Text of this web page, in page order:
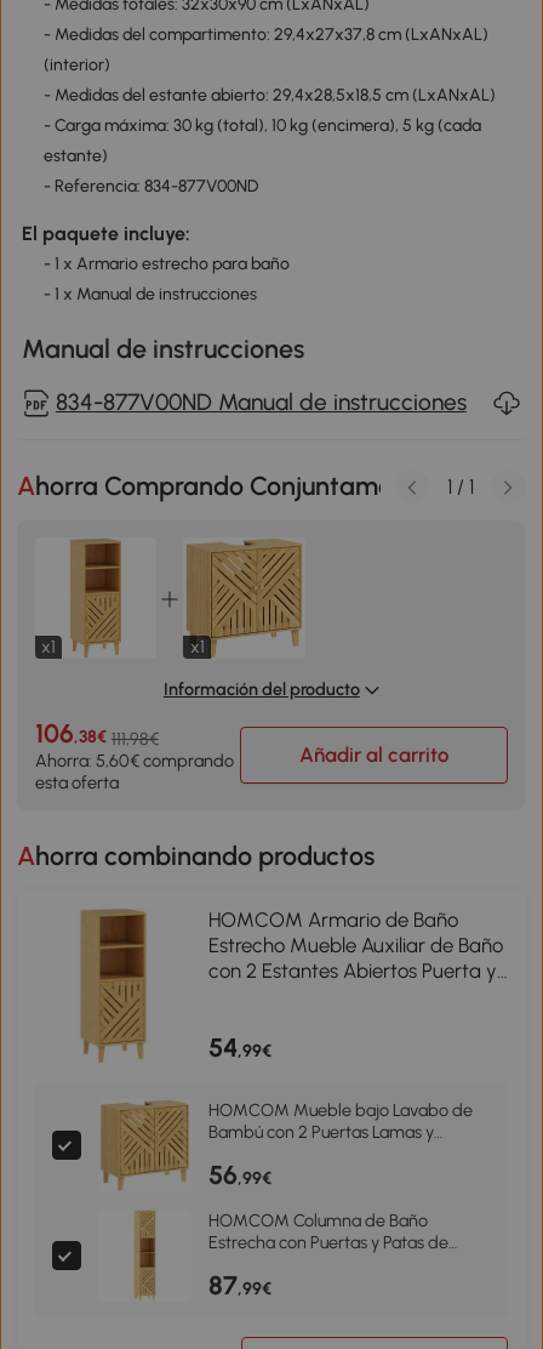
- Medidas totales: 32x30x90 cm (LxANxAL)
- Medidas del compartimento: 29,4x27x37,8 cm (LxANxAL)
(interior)
- Medidas del estante abierto: 29,4x28,5x18,5 cm (LxANxAL)
- Carga máxima: 30 kg (total), 10 kg (encimera), 5 kg (cada
estante)
- Referencia: 834-877V00ND
El paquete incluye:
- 1 x Armario estrecho para baño
- 1 x Manual de instrucciones
Manual de instrucciones
834-877V00ND Manual de instrucciones
Ahorra Comprando Conjuntamente
x1
x1
Información del producto
106,38€ 111,98€
Ahorra: 5,60€ comprando
esta oferta
Añadir al carrito
1 / 1
Ahorra combinando productos
HOMCOM Armario de Baño
Estrecho Mueble Auxiliar de Baño
con 2 Estantes Abiertos Puerta y
54,99€
HOMCOM Mueble bajo Lavabo de
Bambú con 2 Puertas Lamas y
Pedestal 60x30x60 cm Natural
56,99€
HOMCOM Columna de Baño
Estrecha con Puertas y Patas de
Compartimento Abierto 32x30x170
87,99€